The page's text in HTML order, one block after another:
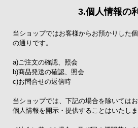
3.個人情報の
当ショップではお客様からお預かりした
の通りです。
a)ご注文の確認、照会
b)商品発送の確認、照会
c)お問合せの返信時
当ショップでは、下記の場合を除いては
個人情報を開示・提供することはいたしま